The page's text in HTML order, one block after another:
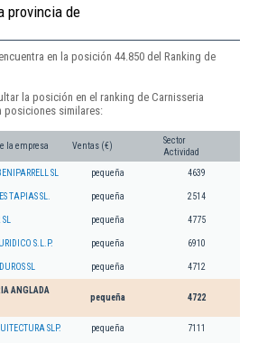
provincia de
en la posición 44.850 del Ranking de
la posición en el ranking de Carnisseria
posiciones similares:
la empresa Ventas (€)
Sector
Actividad
SL pequeña 4639
TAPIAS SL. pequeña 2514
SL pequeña 4775
S.L.P. pequeña 6910
SL pequeña 4712
ANGLADA
pequeña 4722
SLP. pequeña 7111